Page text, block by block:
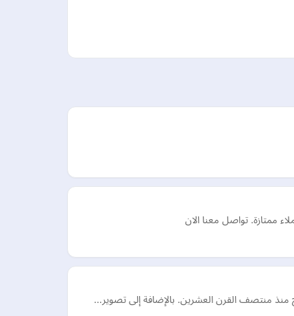
ممتازة. تواصل معنا الان
منذ منتصف القرن العشرين. بالإضافة إلى تصوير…